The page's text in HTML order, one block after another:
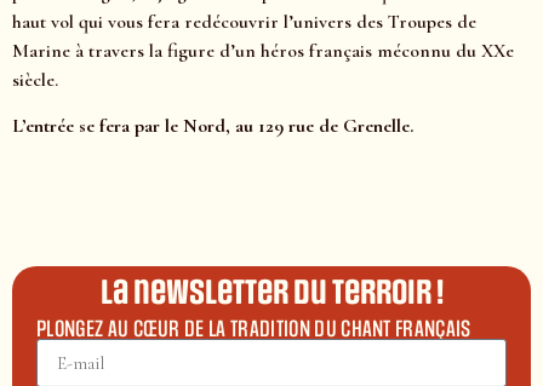
haut vol qui vous fera redécouvrir l’univers des Troupes de
Marine à travers la figure d’un héros français méconnu du XXe
siècle.
L’entrée se fera par le Nord, au 129 rue de Grenelle.
La newsletter du terroir !
PLONGEZ AU CŒUR DE LA TRADITION DU CHANT FRANÇAIS